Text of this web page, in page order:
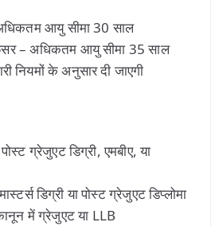
आयु सीमा 30 साल
– अधिकतम आयु सीमा 35 साल
नियमों के अनुसार दी जाएगी
ग्रेजुएट डिग्री, एमबीए, या
डिग्री या पोस्ट ग्रेजुएट डिप्लोमा
में ग्रेजुएट या LLB